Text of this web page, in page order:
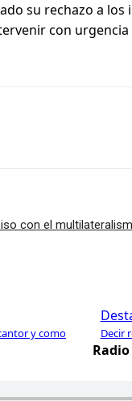
su rechazo a
con
con el
y como
Decir